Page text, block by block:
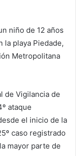
niño de 12 años
la playa Piedade,
Metropolitana
de Vigilancia de
ataque
el inicio de la
caso registrado
mayor parte de